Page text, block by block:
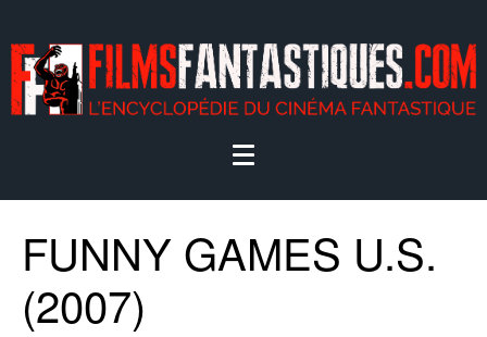
FUNNY GAMES U.S.
(2007)